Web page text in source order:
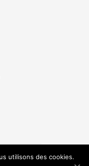
by
utilisons des cookies.